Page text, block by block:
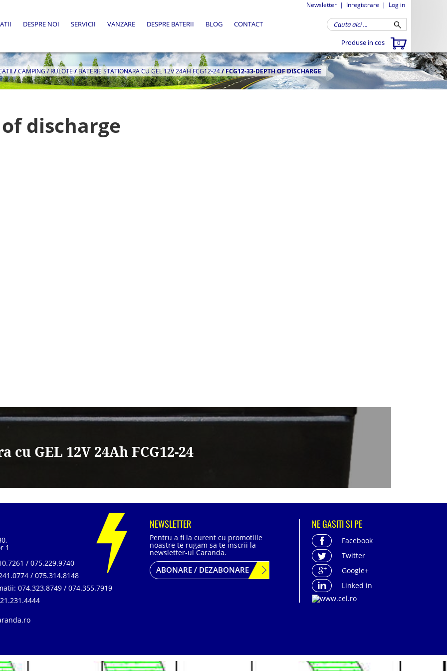
Newsletter | Inregistrare | Log in
Produse in cos 0
DESPRE NOI SERVICII VANZARE DESPRE BATERII BLOG CONTACT
/CAMPING / RULOTE/BATERIE STATIONARA CU GEL 12V 24AH FCG12-24/FCG12-33-DEPTH OF DISCHARGE
of discharge
GEL 12V 24Ah FCG12-24
1
/ 075.229.9740
/ 075.314.8148
074.323.8749 / 074.355.7919
NEWSLETTER
Pentru a fi la curent cu promotiile
noastre te rugam sa te inscrii la
newsletter-ul Caranda.
ABONARE / DEZABONARE
NE GASITI SI PE
Facebook
Twitter
Google+
Linked in
SR EN ISO 14001:2015, SR ISO 45001:2018 |ANPC| Prelucrarea datelor cu caracter personal | Politica de confidentialitate